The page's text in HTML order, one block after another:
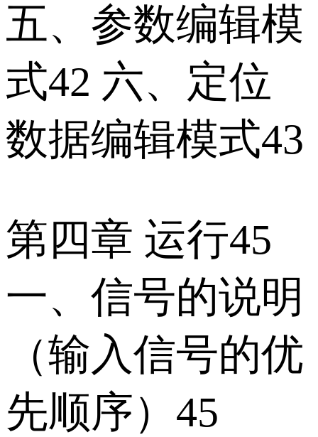
五、参数编辑模
式42 六、定位
数据编辑模式43
第四章 运行45
一、信号的说明
（输入信号的优
先顺序）45